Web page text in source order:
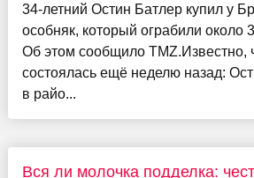
34-летний Остин Батлер купил у
особняк, который ограбили около
Об этом сообщило TMZ.Известно,
состоялась ещё неделю назад:
в райо...
Вся ли молочка подделка: